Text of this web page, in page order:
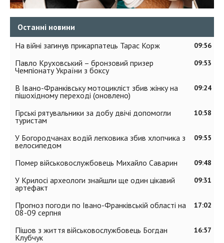
Останні новини
09:56
На війні загинув прикарпатець Тарас Корж
09:53
Павло Круховський – бронзовий призер
Чемпіонату України з боксу
09:24
В Івано-Франківську мотоцикліст збив жінку на
пішохідному переході (оновлено)
10:58
Гірські рятувальники за добу двічі допомогли
туристам
09:55
У Богородчанах водій легковика збив хлопчика з
велосипедом
09:48
Помер військовослужбовець Михайло Саварин
09:31
У Крилосі археологи знайшли ще один цікавий
артефакт
17:02
Прогноз погоди по Івано-Франківській області на
08-09 серпня
16:57
Пішов з життя військовослужбовець Богдан
Клубчук